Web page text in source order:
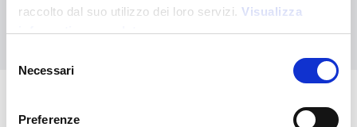
raccolto dal suo utilizzo dei loro servizi. Visualizza
informativa completa
delNecessari
Preferenze